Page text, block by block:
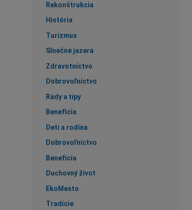
Rekonštrukcia
História
Turizmus
Slnečné jazerá
Zdravotníctvo
Dobrovoľníctvo
Rady a tipy
Benefícia
Deti a rodina
Dobrovoľníctvo
Benefícia
Duchovný život
EkoMesto
Tradície